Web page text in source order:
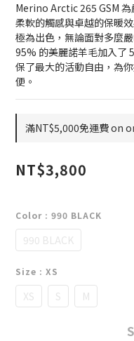
Merino Arctic 265 GSM
柔軟的觸感與卓越的保暖
極為出色，無論面對多麼
95% 的美麗諾羊毛加入了
保了最大的活動自由，為
便。
滿NT$5,000免運費 on
NT$3,800
Color : 990 BLACK
990 BLACK
Size : XS
XS S M